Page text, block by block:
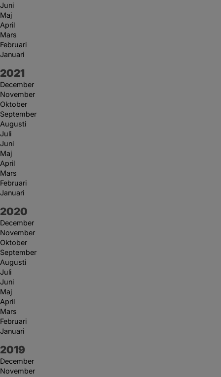
Juni
Maj
April
Mars
Februari
Januari
År:
2021
December
November
Oktober
September
Augusti
Juli
Juni
Maj
April
Mars
Februari
Januari
År:
2020
December
November
Oktober
September
Augusti
Juli
Juni
Maj
April
Mars
Februari
Januari
År:
2019
December
November